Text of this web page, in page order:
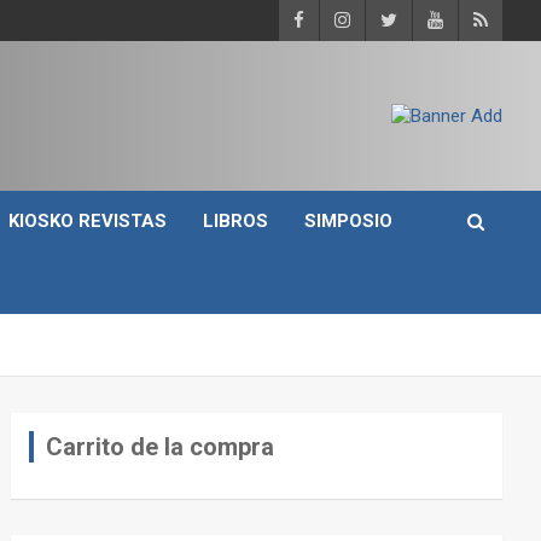
KIOSKO REVISTAS LIBROS SIMPOSIO
Carrito de la compra